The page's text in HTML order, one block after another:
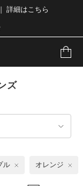
詳細はこちら
ズ
ル オレンジ